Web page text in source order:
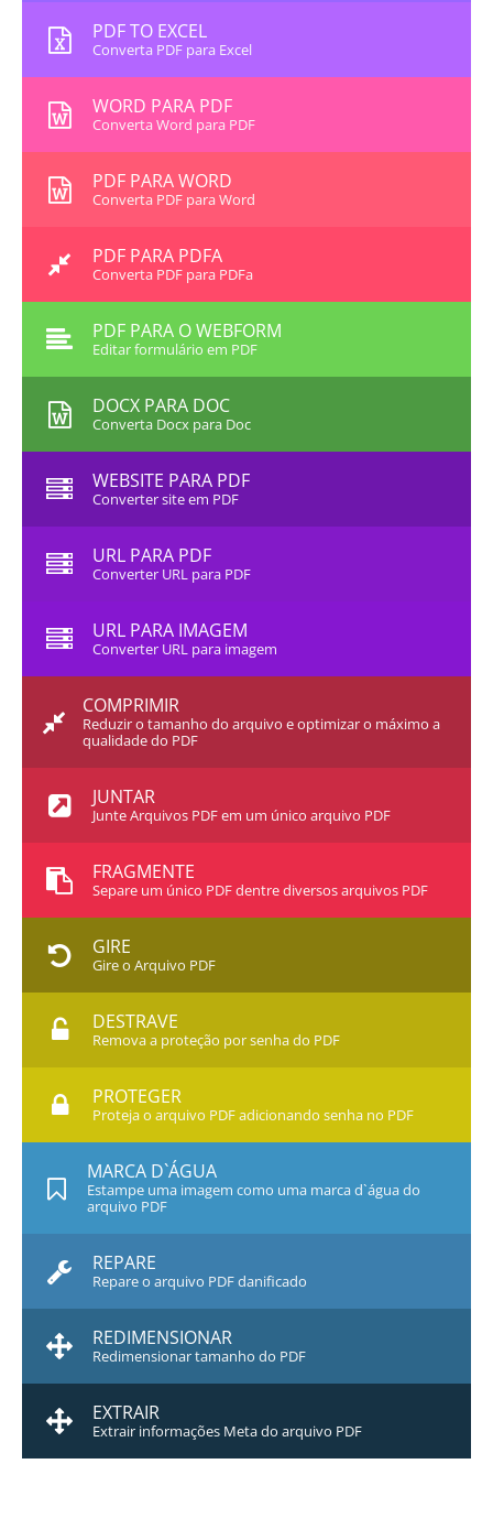
PDF TO EXCEL
Converta PDF para Excel
WORD PARA PDF
Converta Word para PDF
PDF PARA WORD
Converta PDF para Word
PDF PARA PDFA
Converta PDF para PDFa
PDF PARA O WEBFORM
Editar formulário em PDF
DOCX PARA DOC
Converta Docx para Doc
WEBSITE PARA PDF
Converter site em PDF
URL PARA PDF
Converter URL para PDF
URL PARA IMAGEM
Converter URL para imagem
COMPRIMIR
Reduzir o tamanho do arquivo e optimizar o máximo a
qualidade do PDF
JUNTAR
Junte Arquivos PDF em um único arquivo PDF
FRAGMENTE
Separe um único PDF dentre diversos arquivos PDF
GIRE
Gire o Arquivo PDF
DESTRAVE
Remova a proteção por senha do PDF
PROTEGER
Proteja o arquivo PDF adicionando senha no PDF
MARCA D`ÁGUA
Estampe uma imagem como uma marca d`água do
arquivo PDF
REPARE
Repare o arquivo PDF danificado
REDIMENSIONAR
Redimensionar tamanho do PDF
EXTRAIR
Extrair informações Meta do arquivo PDF